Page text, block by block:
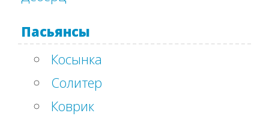
Пасьянсы
Косынка
Солитер
Коврик